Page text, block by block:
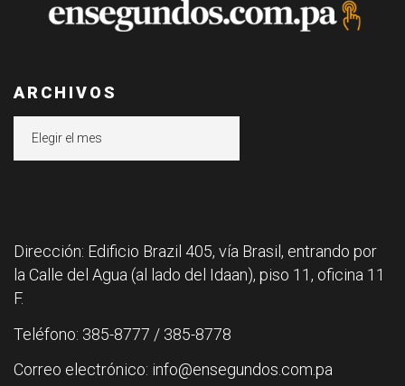
ARCHIVOS
Dirección: Edificio Brazil 405, vía Brasil, entrando por
la Calle del Agua (al lado del Idaan), piso 11, oficina 11
F.
Teléfono: 385-8777 / 385-8778
Correo electrónico: info@ensegundos.com.pa